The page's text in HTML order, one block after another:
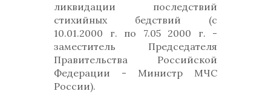
ликвидации последствий
стихийных бедствий (с
10.01.2000 г. по 7.05 2000 г. -
заместитель Председателя
Правительства Российской
Федерации - Министр МЧС
России).